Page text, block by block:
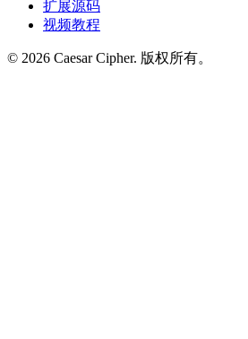
扩展源码
视频教程
© 2026 Caesar Cipher. 版权所有。